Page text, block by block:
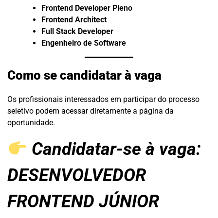
Frontend Developer Pleno
Frontend Architect
Full Stack Developer
Engenheiro de Software
Como se candidatar à vaga
Os profissionais interessados em participar do processo
seletivo podem acessar diretamente a página da
oportunidade.
Candidatar-se à vaga:
DESENVOLVEDOR
FRONTEND JÚNIOR